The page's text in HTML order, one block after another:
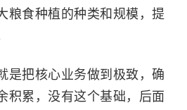
粮食种植的种类和规模，提
是把核心业务做到极致，确
积累，没有这个基础，后面